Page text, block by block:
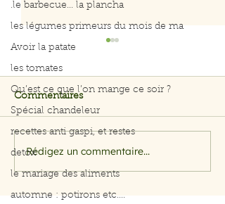
.le barbecue... la plancha
les légumes primeurs du mois de ma
Avoir la patate
les tomates
Qu’est ce que l’on mange ce soir ?
Spécial chandeleur
recettes anti gaspi, et restes
detox
le mariage des aliments
automne : potirons etc....
on mange quoi ce soir
Commentaires
Rédigez un commentaire...